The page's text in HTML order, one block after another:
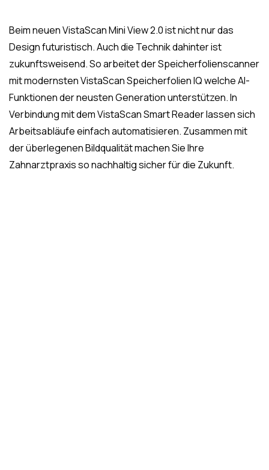
Beim neuen VistaScan Mini View 2.0 ist nicht nur das
Design futuristisch. Auch die Technik dahinter ist
zukunftsweisend. So arbeitet der Speicherfolienscanner
mit modernsten VistaScan Speicherfolien IQ welche AI-
Funktionen der neusten Generation unterstützen. In
Verbindung mit dem VistaScan Smart Reader lassen sich
Arbeitsabläufe einfach automatisieren. Zusammen mit
der überlegenen Bildqualität machen Sie Ihre
Zahnarztpraxis so nachhaltig sicher für die Zukunft.